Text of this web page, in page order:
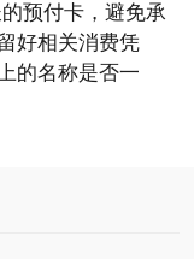
预付卡，避免承
好相关消费凭
的名称是否一